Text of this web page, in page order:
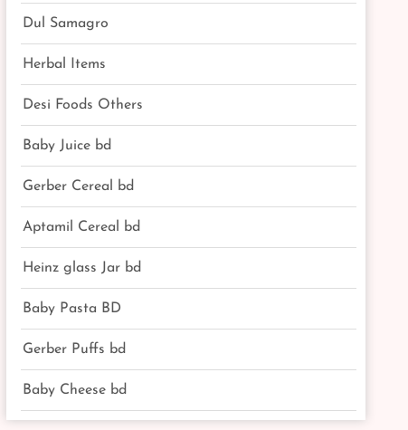
Dul Samagro
Herbal Items
Desi Foods Others
Baby Juice bd
Gerber Cereal bd
Aptamil Cereal bd
Heinz glass Jar bd
Baby Pasta BD
Gerber Puffs bd
Baby Cheese bd